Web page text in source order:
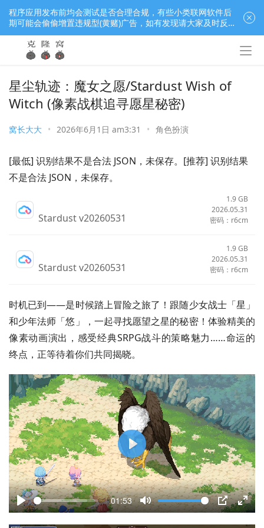
星尘轨迹：魔女之愿/Stardust Wish of
Witch (像素战棋追寻愿星秘密)
窝长大大 • 2026年6月1日 am3:31 • 角色扮演
[最低] 识别结果不是合法 JSON，未保存。[推荐] 识别结果
不是合法 JSON，未保存。
Stardust v20260531
1.9 GB
2026.05.31
密码：r6cm
Stardust v20260531
1.9 GB
2026.05.31
密码：r6cm
时机已到——是时候踏上冒险之旅了！跟随少女战士「星」
和少年法师「悠」，一起寻找愿望之星的秘密！体验精美的
像素动画演出，感受经典SRPG战斗的策略魅力……命运的
终点，正等待着你们共同揭晓。
P
01:53
M
P
E
P
l
a
y
程序应用发布前均会测试是否合理合规，有些小类联网软件后
期可能会偷偷增置违规型(黄赌)广告，如有发现请大家及时反
馈窝长进行处理，共同监督维护良好的程序应用下载社区！